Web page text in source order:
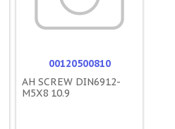
00120500810
AH SCREW DIN6912-
M5X8 10.9